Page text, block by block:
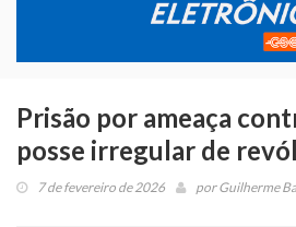
Prisão por ameaça
posse irregular de
7 de fevereiro de 2026 porGuilherme